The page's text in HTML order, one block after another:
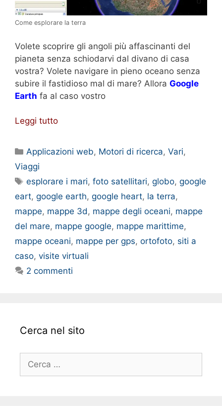
Come esplorare la terra
Volete scoprire gli angoli più affascinanti del
pianeta senza schiodarvi dal divano di casa
vostra? Volete navigare in pieno oceano senza
subire il fastidioso mal di mare? Allora Google
Earth fa al caso vostro
Leggi tutto
Categorie
Applicazioni web, Motori di ricerca,Vari,
Viaggi
Tag
esplorare i mari,foto satellitari,globo,google
eart, google earth, google heart, la terra,
mappe, mappe 3d, mappe degli oceani, mappe
del mare, mappe google, mappe marittime,
mappe oceani, mappe per gps, ortofoto, siti a
caso, visite virtuali
2 commenti
Cerca nel sito
Ricerca